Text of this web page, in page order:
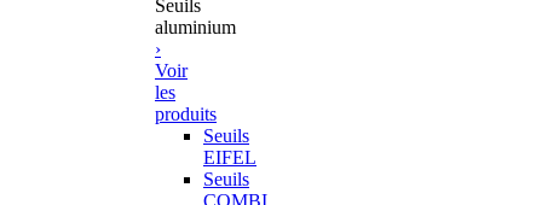
Seuils
aluminium
›
Voir
les
produits
Seuils
EIFEL
Seuils
COMBI